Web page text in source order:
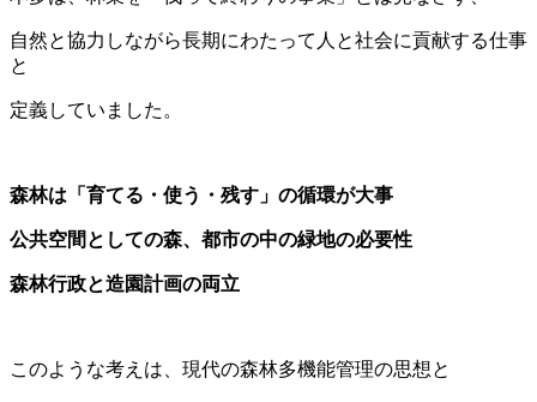
自然と協力しながら長期にわたって人と社会に貢献する仕事
と
定義していました。
森林は「育てる・使う・残す」の循環が大事
公共空間としての森、都市の中の緑地の必要性
森林行政と造園計画の両立
このような考えは、現代の森林多機能管理の思想と